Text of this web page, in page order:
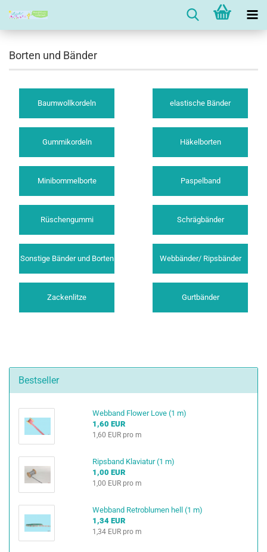
Borten und Bänder
Baumwollkordeln elastische Bänder
Gummikordeln Häkelborten
Minibommelborte Paspelband
Rüschengummi Schrägbänder
Sonstige Bänder und Borten Webbänder/ Ripsbänder
Zackenlitze Gurtbänder
Bestseller
Webband Flower Love (1 m)
1,60 EUR
1,60 EUR pro m
Ripsband Klaviatur (1 m)
1,00 EUR
1,00 EUR pro m
Webband Retroblumen hell (1 m)
1,34 EUR
1,34 EUR pro m